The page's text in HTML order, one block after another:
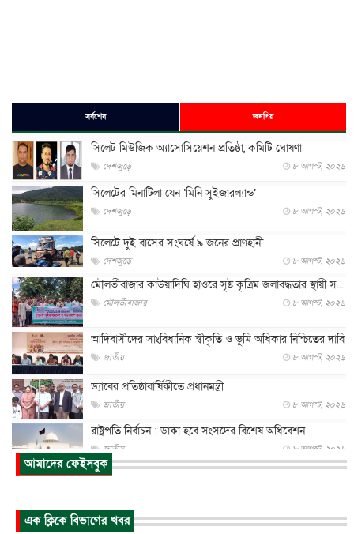
সর্বশেষ জনপ্রিয়
সিলেট মিউজিক অ্যাসোসিয়েশন প্রতিষ্ঠা, কমিটি ঘোষণা
দেশজুড়ে ৮ আগস্ট, ২০২৬
সিলেটের মিনাটিলা যেন ‘মিনি সুইজারল্যান্ড’
দেশজুড়ে ৮ আগস্ট, ২০২৬
সিলেটে দুই বাসের সংঘর্ষে ৯ জনের প্রাণহানী
দেশজুড়ে ৮ আগস্ট, ২০২৬
মৌলভীবাজার কাউয়াদিঘি হাওরে সৃষ্ট কৃত্রিম জলাবদ্ধতার স্থায়ী স...
মৌলভীবাজার ৮ আগস্ট, ২০২৬
আদিবাসীদের সাংবিধানিক স্বীকৃতি ও ভূমি অধিকার নিশ্চিতের দাবি
জাতীয় ৮ আগস্ট, ২০২৬
ড্যাবের প্রতিষ্ঠাবার্ষিকীতে প্রধানমন্ত্রী
জাতীয় ৮ আগস্ট, ২০২৬
রাষ্ট্রপতি নির্বাচন : ডাকা হবে সংসদের বিশেষ অধিবেশন
জাতীয় ৮ আগস্ট, ২০২৬
প্রধানমন্ত্রীর সঙ্গে সাক্ষাতে খুদে শিল্পী অনুশ্রী রায়ের স্বপ...
পাকিস্তান-তুরস্কের সঙ্গে প্রতিরক্ষা চুক্তি সৌদি আরবকে কতটা ন...
আমাদের ফেইসবুক
এক ক্লিকে বিভাগের খবর